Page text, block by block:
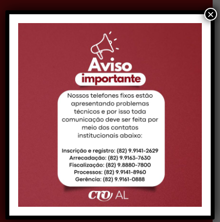
CONTATO MACEIÓ
Telefone: (82) 99161-0888
Expediente:08h às 14h
comunicacao@croal.org.br
Endereço:
Rua Coronel Francisco Silva, 290,
Bairro Pitanguinha – CEP 57052-190 –
Maceió/AL
DELEGACIA ARAPIRACA
Telefone:(82) 98880-5939
Expediente:09h às 15h
Av. Deputada Ceci Cunha, nº 50,
Bairro Brasília - CEP 57313-085 -
×